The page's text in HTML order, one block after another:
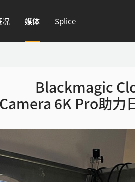
况 媒体 Splice
Blackmagic
6K Pro助力